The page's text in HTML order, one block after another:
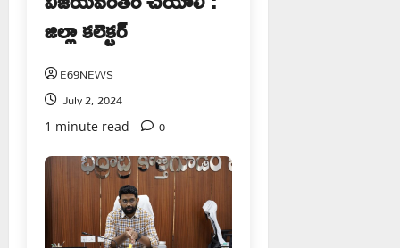
జిల్లా కలెక్టర్
E69NEWS
July 2, 2024
1 minute read 0